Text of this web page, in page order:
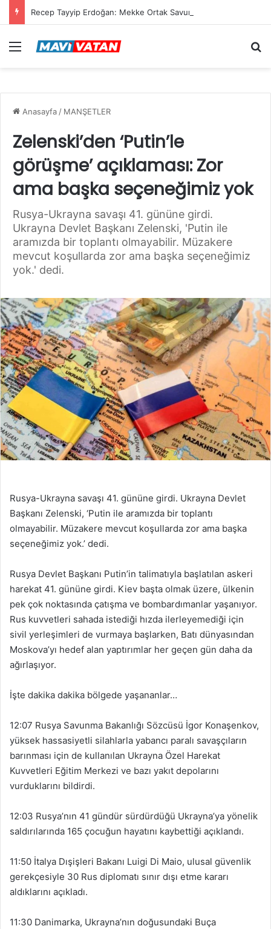
Menü
Anasayfa / MANŞETLER
Zelenski’den ‘Putin’le
görüşme’ açıklaması: Zor
ama başka seçeneğimiz yok
Rusya-Ukrayna savaşı 41. gününe girdi.
Ukrayna Devlet Başkanı Zelenski, 'Putin ile
aramızda bir toplantı olmayabilir. Müzakere
mevcut koşullarda zor ama başka seçeneğimiz
yok.' dedi.
Rusya-Ukrayna savaşı 41. gününe girdi. Ukrayna Devlet
Başkanı Zelenski, ‘Putin ile aramızda bir toplantı
olmayabilir. Müzakere mevcut koşullarda zor ama başka
seçeneğimiz yok.’ dedi.
Rusya Devlet Başkanı Putin’in talimatıyla başlatılan askeri
harekat 41. gününe girdi. Kiev başta olmak üzere, ülkenin
pek çok noktasında çatışma ve bombardımanlar yaşanıyor.
Rus kuvvetleri sahada istediği hızda ilerleyemediği için
sivil yerleşimleri de vurmaya başlarken, Batı dünyasından
Moskova’yı hedef alan yaptırımlar her geçen gün daha da
ağırlaşıyor.
İşte dakika dakika bölgede yaşananlar…
12:07 Rusya Savunma Bakanlığı Sözcüsü İgor Konaşenkov,
yüksek hassasiyetli silahlarla yabancı paralı savaşçıların
barınması için de kullanılan Ukrayna Özel Harekat
Kuvvetleri Eğitim Merkezi ve bazı yakıt depolarını
vurduklarını bildirdi.
12:03 Rusya’nın 41 gündür sürdürdüğü Ukrayna’ya yönelik
saldırılarında 165 çocuğun hayatını kaybettiği açıklandı.
11:50 İtalya Dışişleri Bakanı Luigi Di Maio, ulusal güvenlik
gerekçesiyle 30 Rus diplomatı sınır dışı etme kararı
aldıklarını açıkladı.
11:30 Danimarka, Ukrayna’nın doğusundaki Buça